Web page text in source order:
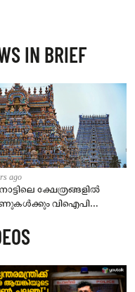
IN BRIEF
ago
ക്ഷേത്രങ്ങളിൽ
വിഐപി
1 മുതൽ നിലവിൽ